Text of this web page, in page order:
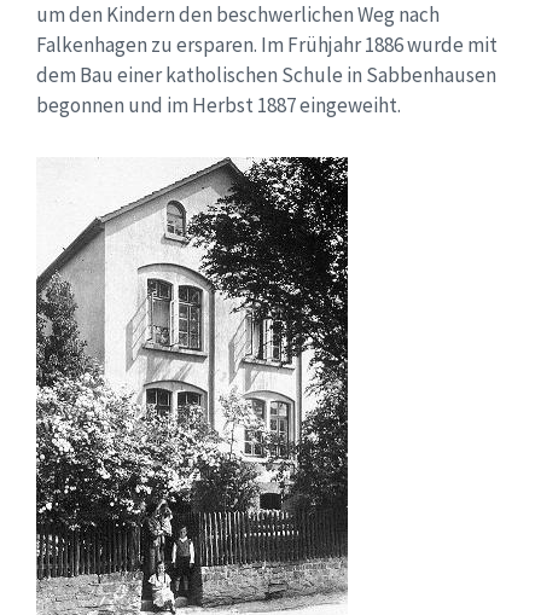
um den Kindern den beschwerlichen Weg nach
Falkenhagen zu ersparen. Im Frühjahr 1886 wurde mit
dem Bau einer katholischen Schule in Sabbenhausen
begonnen und im Herbst 1887 eingeweiht.